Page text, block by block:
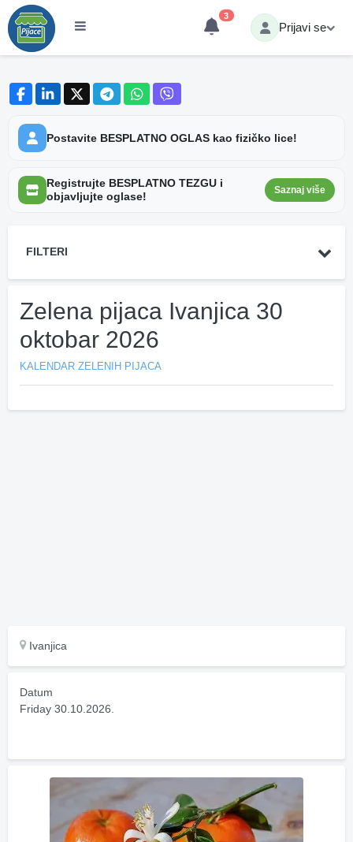
3
Prijavi se
Postavite BESPLATNO OGLAS kao fizičko lice!
Registrujte BESPLATNO TEZGU i
objavljujte oglase!
Saznaj više
FILTERI
Zelena pijaca Ivanjica 30
oktobar 2026
KALENDAR ZELENIH PIJACA
Ivanjica
Datum
Friday 30.10.2026.